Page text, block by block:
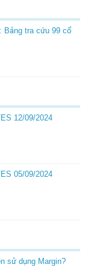
Bảng tra cứu 99 cổ
12/09/2024
05/09/2024
sử dụng Margin?